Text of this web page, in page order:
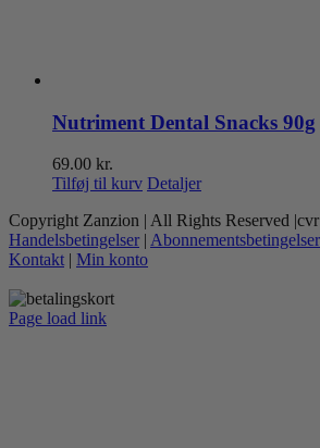
Nutriment Dental Snacks 90g
69.00 kr.
Tilføj til kurv Detaljer
Copyright Zanzion | All Rights Reserved
Handelsbetingelser |
Kontakt | Min konto
Page load link